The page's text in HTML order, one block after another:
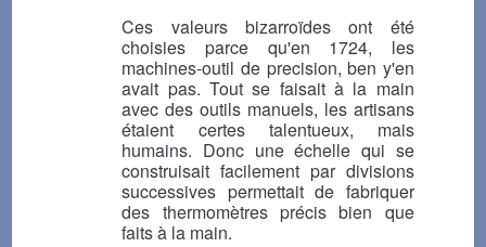
Ces valeurs bizarroïdes ont été
choisies parce qu'en 1724, les
machines-outil de precision, ben y'en
avait pas. Tout se faisait à la main
avec des outils manuels, les artisans
étaient certes talentueux, mais
humains. Donc une échelle qui se
construisait facilement par divisions
successives permettait de fabriquer
des thermomètres précis bien que
faits à la main.